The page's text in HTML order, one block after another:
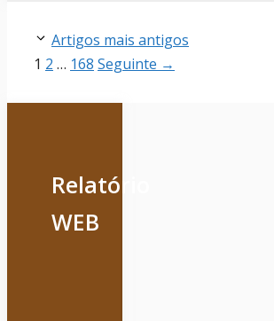
Artigos mais antigos
Página
1 Página
2 … Página
168 Seguinte →
Relatório
WEB